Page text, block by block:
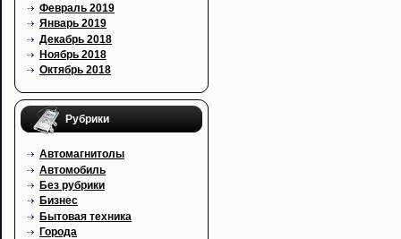
Февраль 2019
Январь 2019
Декабрь 2018
Ноябрь 2018
Октябрь 2018
Рубрики
Автомагнитолы
Автомобиль
Без рубрики
Бизнес
Бытовая техника
Города